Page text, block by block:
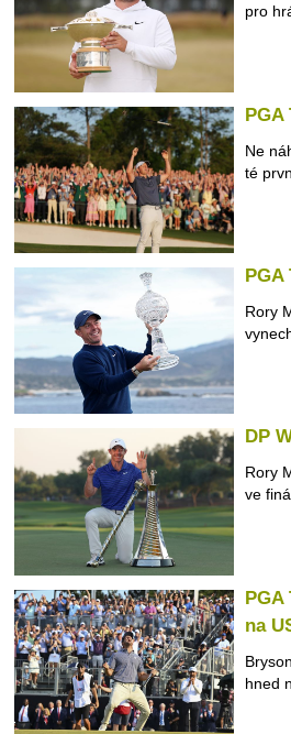
pro
Ne
té
PGA
Rory
DP
Rory
ve
PGA
na
hned